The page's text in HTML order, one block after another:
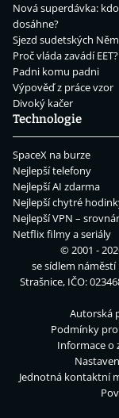
Nová superdávka:
dosáhne?
Sjezd sudetských
Proč vláda zavádí EET?
Padni komu padni
Výpověď z práce vzor
Divoký kačer
Technologie
SpaceX na burze
Nejlepší telefony
Nejlepší AI zdarma
Nejlepší chytré
Nejlepší VPN –
Netflix filmy a seriály
© 2001 -
se sídlem náměstí
Strašnice, IČO:
Autorská
Podmínky
Informace o
Jednotná kontaktní